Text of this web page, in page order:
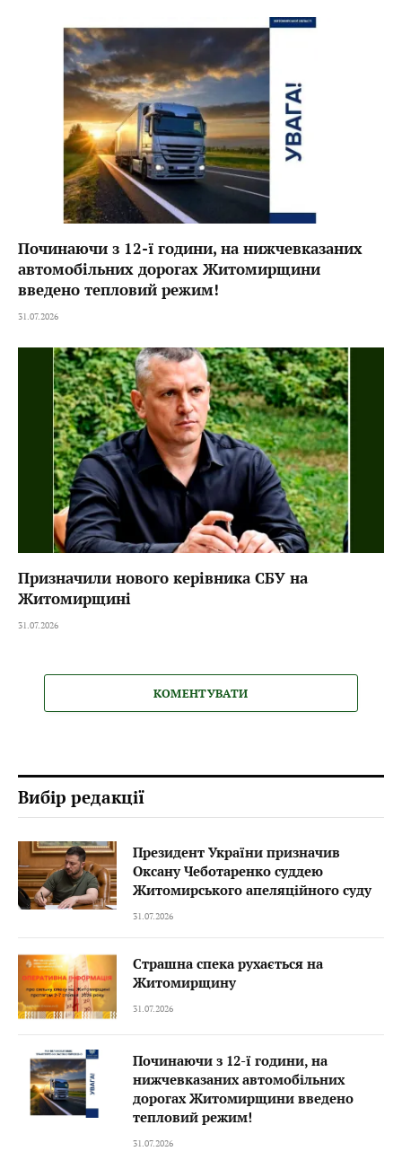
Починаючи з 12-ї години, на нижчевказаних
автомобільних дорогах Житомирщини
введено тепловий режим!
31.07.2026
Призначили нового керівника СБУ на
Житомирщині
31.07.2026
КОМЕНТУВАТИ
Вибір редакції
Президент України призначив
Оксану Чеботаренко суддею
Житомирського апеляційного суду
31.07.2026
Страшна спека рухається на
Житомирщину
31.07.2026
Починаючи з 12-ї години, на
нижчевказаних автомобільних
дорогах Житомирщини введено
тепловий режим!
31.07.2026